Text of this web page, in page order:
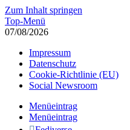
Zum Inhalt springen
Top-Menü
07/08/2026
Impressum
Datenschutz
Cookie-Richtlinie (EU)
Social Newsroom
Menüeintrag
Menüeintrag